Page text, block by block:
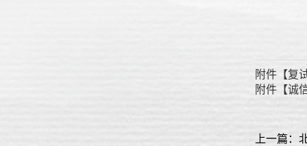
附件【复
附件【诚
上一篇：